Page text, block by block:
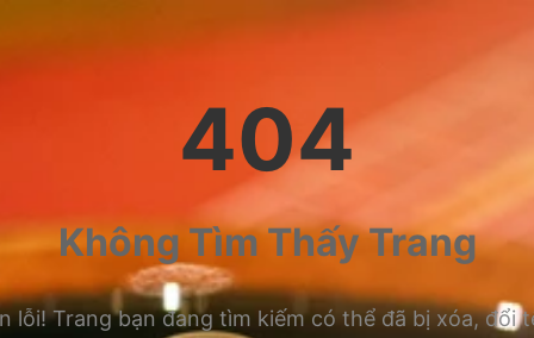
404
Không Tìm Thấy Trang
lỗi! Trang bạn đang tìm kiếm có thể đã bị xóa, đổi